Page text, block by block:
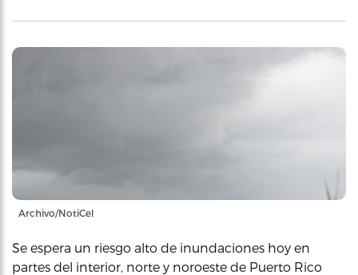
Archivo/NotiCel
Se espera un riesgo alto de inundaciones hoy en
partes del interior, norte y noroeste de Puerto Rico